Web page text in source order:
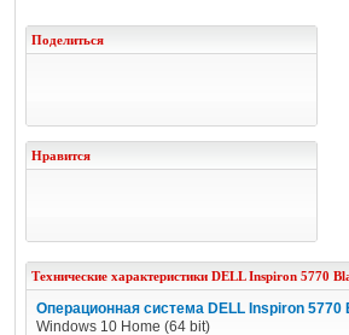
Поделиться
Нравится
Технические характеристики DELL Inspiron 5770
Операционная система DELL Inspiron 5770
Windows 10 Home (64 bit)